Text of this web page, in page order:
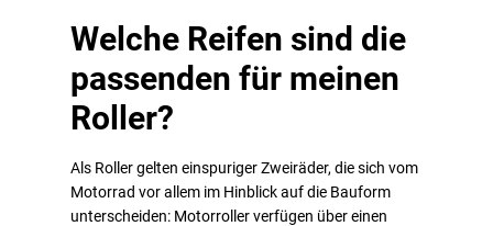
Welche Reifen sind die
passenden für meinen
Roller?
Als Roller gelten einspuriger Zweiräder, die sich vom
Motorrad vor allem im Hinblick auf die Bauform
unterscheiden: Motorroller verfügen über einen